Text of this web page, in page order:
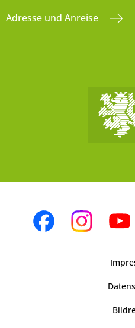
Adresse und Anreise